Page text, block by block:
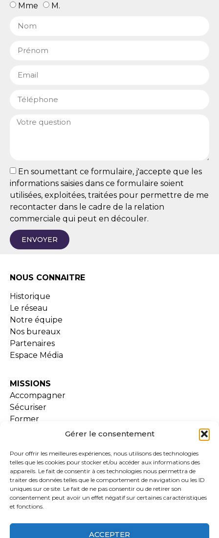
Gérer le consentement
Pour offrir les meilleures expériences, nous utilisons des technologies
telles que les cookies pour stocker et/ou accéder aux informations des
appareils. Le fait de consentir à ces technologies nous permettra de
traiter des données telles que le comportement de navigation ou les ID
uniques sur ce site. Le fait de ne pas consentir ou de retirer son
consentement peut avoir un effet négatif sur certaines caractéristiques
et fonctions.
ACCEPTER
Mme M.
En soumettant ce formulaire, j'accepte que les
informations saisies dans ce formulaire soient
utilisées, exploitées, traitées pour permettre de me
recontacter dans le cadre de la relation
commerciale qui peut en découler.
ENVOYER
NOUS CONNAITRE
Historique
Le réseau
Notre équipe
Nos bureaux
Partenaires
Espace Média
MISSIONS
Accompagner
Sécuriser
Former
Examen de conformité
Lara
Formations
Extranet
Ressources documentaires